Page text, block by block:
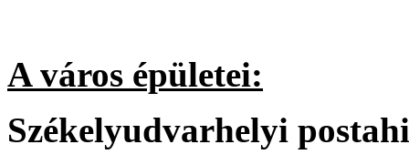
A város épületei:
Székelyudvarhelyi